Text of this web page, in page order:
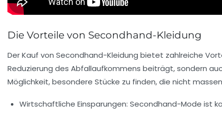
Die Vorteile von Secondhand-Kleidung
Der Kauf von Secondhand-Kleidung bietet zahlreiche
Reduzierung des Abfallaufkommens beiträgt, sondern
Möglichkeit, besondere Stücke zu finden, die nicht
Wirtschaftliche Einsparungen: Secondhand-Mode ist